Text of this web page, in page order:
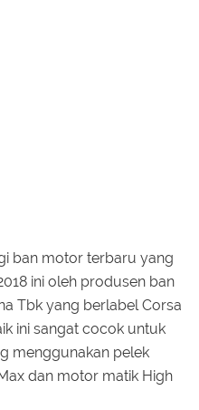
ban motor terbaru yang
ini oleh produsen ban
Tbk yang berlabel Corsa
ini sangat cocok untuk
menggunakan pelek
dan motor matik High